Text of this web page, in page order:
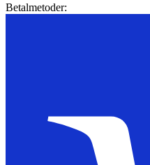
Betalmetoder: